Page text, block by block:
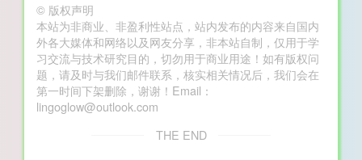
© 版权声明
本站为非商业、非盈利性站点，站内发布的内容来自国内
外各大媒体和网络以及网友分享，非本站自制，仅用于学
习交流与技术研究目的，切勿用于商业用途！如有版权问
题，请及时与我们邮件联系，核实相关情况后，我们会在
第一时间下架删除，谢谢！Email：
lingoglow@outlook.com
THE END